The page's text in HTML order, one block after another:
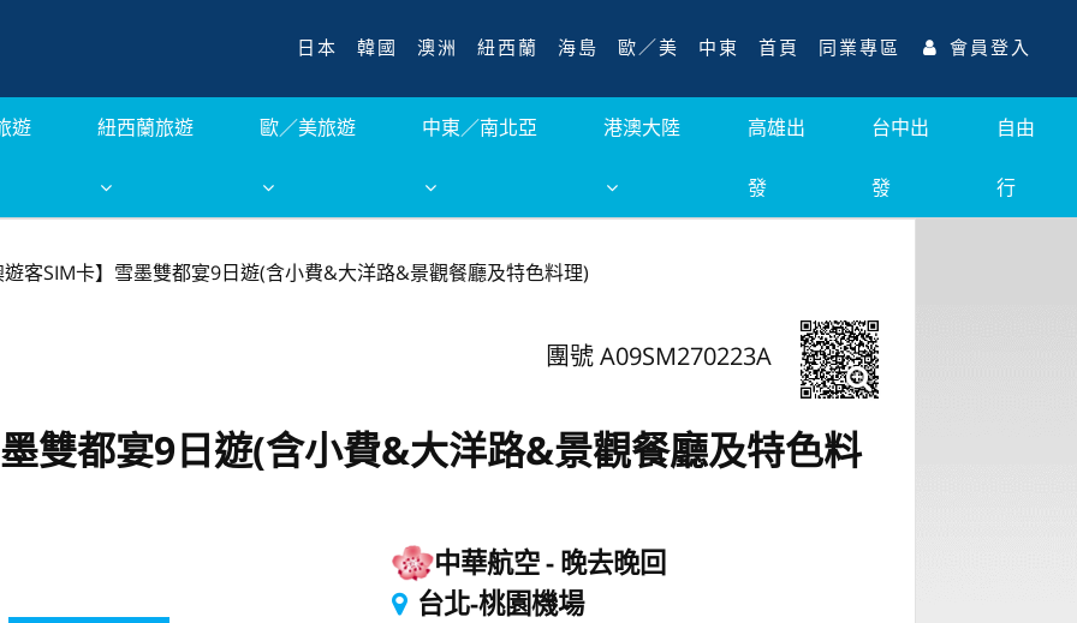
日本 韓國 澳洲 紐西蘭 海島 歐／美 中東 首頁 同業專區 會員登入
遊 紐西蘭旅遊 歐／美旅遊 中東／南北亞 港澳大陸 高雄出
發
台中出
發
自由
行
遊客SIM卡】雪墨雙都宴9日遊(含小費&大洋路&景觀餐廳及特色料理)
團號 A09SM270223A
雙都宴9日遊(含小費&大洋路&景觀餐廳及特色料
中華航空 晚去晚回
台北-桃園機場